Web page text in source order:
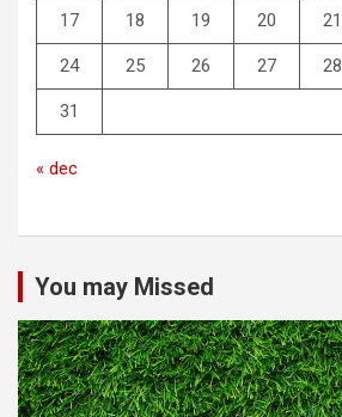
17 18 19 20 21
24 25 26 27 28
31
« dec
You may Missed